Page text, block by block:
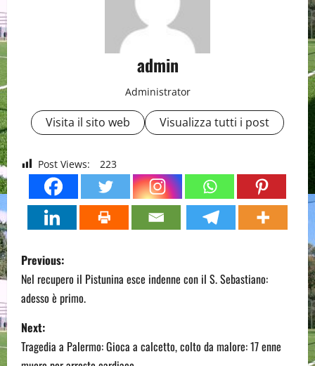
admin
Administrator
Visita il sito web Visualizza tutti i post
Post Views: 223
P
o
s
t
Previous:
Nel recupero il Pistunina esce indenne con il S. Sebastiano:
adesso è primo.
Next:
Tragedia a Palermo: Gioca a calcetto, colto da malore: 17 enne